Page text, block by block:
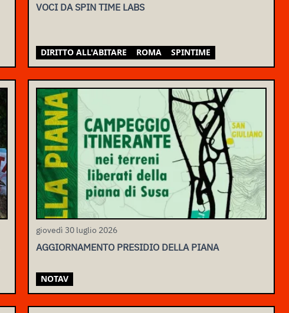
VOCI DA SPIN TIME LABS
DIRITTO ALL'ABITARE ROMA SPINTIME
giovedì 30 luglio 2026
AGGIORNAMENTO PRESIDIO DELLA PIANA
NOTAV